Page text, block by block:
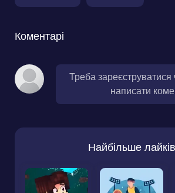
Коментарі
Треба зареєструватися
написати
Найбільше лайків